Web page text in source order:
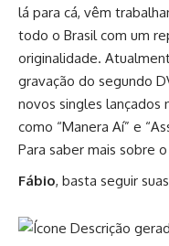
lá para cá, vêm
todo o Brasil com um
originalidade.
gravação do segundo
novos singles lançados
como “Manera Aí” e
Para saber mais sobre
Fábio, basta seguir